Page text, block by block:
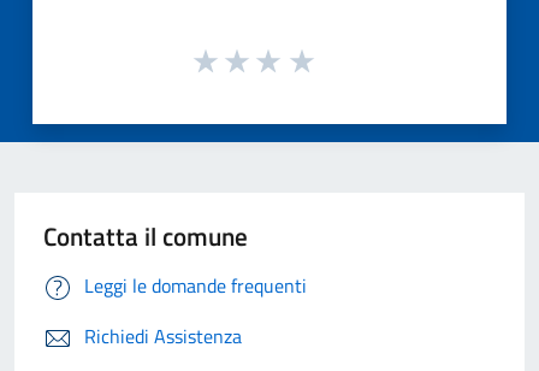
Contatta il comune
Leggi le domande frequenti
Richiedi Assistenza